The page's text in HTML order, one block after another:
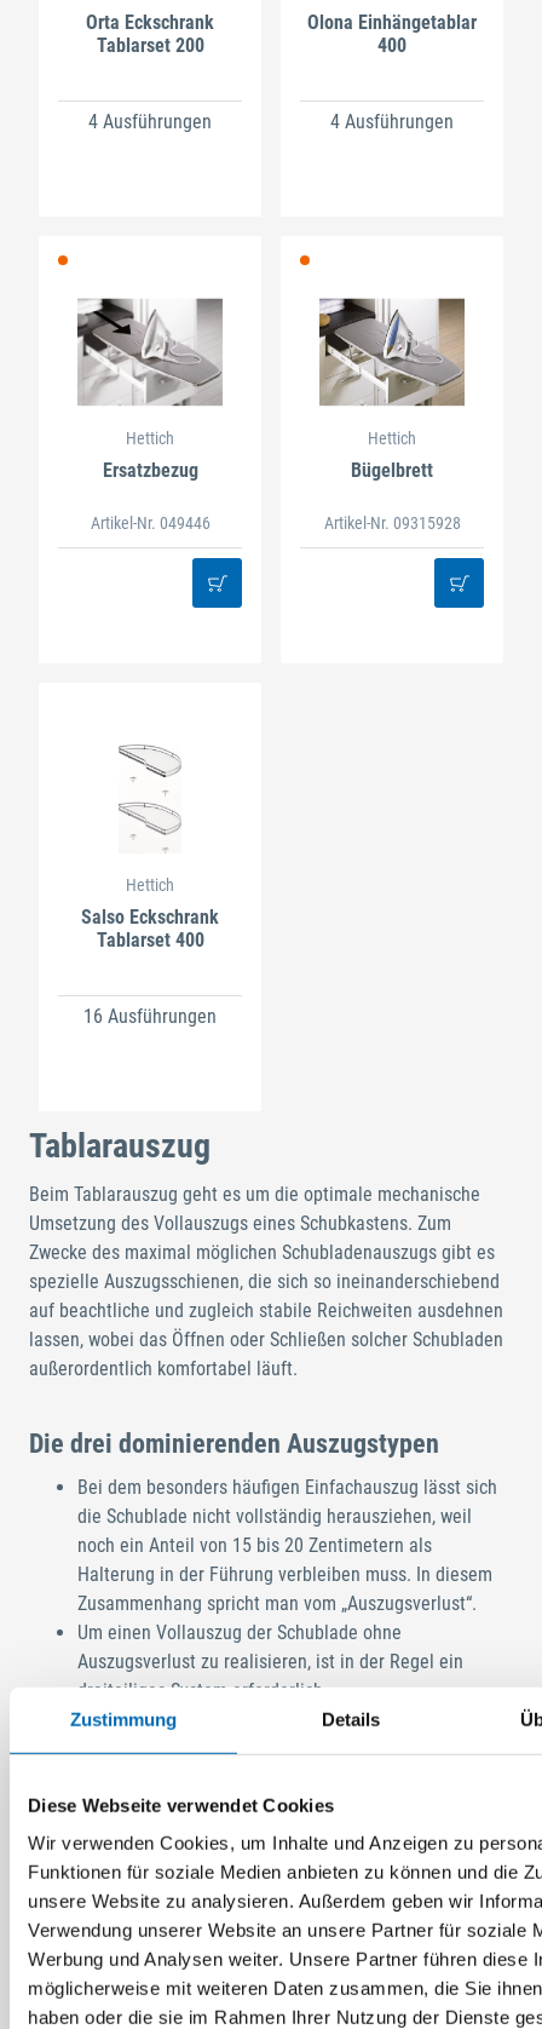
Zustimmung Details
Diese Webseite verwendet Cookies
Wir verwenden Cookies, um Inhalte und Anzeigen zu
Funktionen für soziale Medien anbieten zu können und die
unsere Website zu analysieren. Außerdem geben wir
Verwendung unserer Website an unsere Partner für soziale
Werbung und Analysen weiter. Unsere Partner führen diese
möglicherweise mit weiteren Daten zusammen, die Sie
haben oder die sie im Rahmen Ihrer Nutzung der Dienste
Orta Eckschrank
Tablarset 200
4 Ausführungen
Olona Einhängetablar
400
4 Ausführungen
Hettich
Ersatzbezug
Artikel-Nr. 049446
Hettich
Bügelbrett
Artikel-Nr. 09315928
Hettich
Salso Eckschrank
Tablarset 400
16 Ausführungen
Tablarauszug
Beim Tablarauszug geht es um die optimale mechanische
Umsetzung des Vollauszugs eines Schubkastens. Zum
Zwecke des maximal möglichen Schubladenauszugs gibt es
spezielle Auszugsschienen, die sich so ineinanderschiebend
auf beachtliche und zugleich stabile Reichweiten ausdehnen
lassen, wobei das Öffnen oder Schließen solcher Schubladen
außerordentlich komfortabel läuft.
Die drei dominierenden Auszugstypen
Bei dem besonders häufigen Einfachauszug lässt sich
die Schublade nicht vollständig herausziehen, weil
noch ein Anteil von 15 bis 20 Zentimetern als
Halterung in der Führung verbleiben muss. In diesem
Zusammenhang spricht man vom „Auszugsverlust“.
Um einen Vollauszug der Schublade ohne
Auszugsverlust zu realisieren, ist in der Regel ein
dreiteiliges System erforderlich.
Beim Differentialauszug ist der Auszugsverlust nur
ganz gering. Es gibt Varianten mit einem sogenannten
die Schubladentiefe ist. Diese Art des Auszugs findet
man vor allem bei vielen Küchen- und Büromöbeln,
aber auch bei Serverschränken, da die einzelnen
Rechner sehr weit herausgezogen werden müssen, um
hinten die Anschlüsse bedienen zu können.
Ausführungsarten